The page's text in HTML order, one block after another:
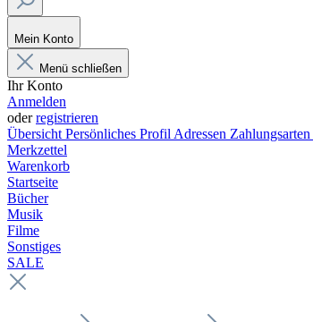
Mein Konto
Menü schließen
Ihr Konto
Anmelden
oderregistrieren
Übersicht Persönliches Profil Adressen Zahlungsarten
Merkzettel
Warenkorb
Startseite
Bücher
Musik
Filme
Sonstiges
SALE